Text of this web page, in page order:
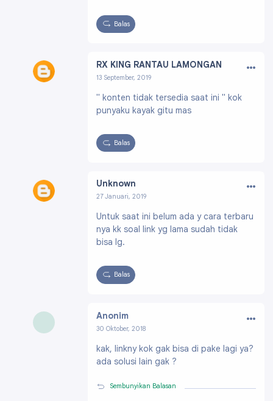
Balas
RX KING RANTAU LAMONGAN
13 September, 2019
6037373464209747
…
" konten tidak tersedia saat ini '' kok
punyaku kayak gitu mas
Balas
Unknown
27 Januari, 2019
935150583580805
…
Untuk saat ini belum ada y cara terbaru
nya kk soal link yg lama sudah tidak
bisa lg.
Balas
Anonim
30 Oktober, 2018
…
kak, linkny kok gak bisa di pake lagi ya?
ada solusi lain gak ?
Sembunyikan Balasan